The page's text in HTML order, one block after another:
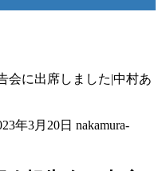
会に出席しました|中村あ
年3月20日 nakamura-